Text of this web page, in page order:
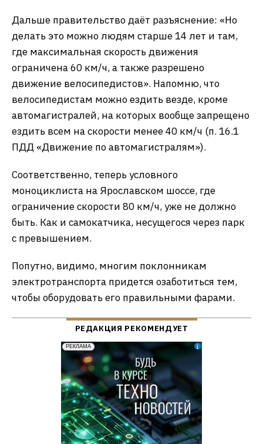
Дальше правительство даёт разъяснение: «Но
делать это можно людям старше 14 лет и там,
где максимальная скорость движения
ограничена 60 км/ч, а также разрешено
движение велосипедистов». Напомню, что
велосипедистам можно ездить везде, кроме
автомагистралей, на которых вообще запрещено
ездить всем на скорости менее 40 км/ч (п. 16.1
ПДД «Движение по автомагистралям»).
Соответственно, теперь условного
моноциклиста на Ярославском шоссе, где
ограничение скорости 80 км/ч, уже не должно
быть. Как и самокатчика, несущегося через парк
с превышением.
Попутно, видимо, многим поклонникам
электротранспорта придется озаботиться тем,
чтобы оборудовать его правильными фарами.